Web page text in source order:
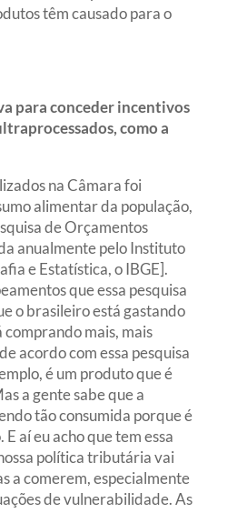
têm causado para o
para conceder incentivos
como a
na Câmara foi
alimentar da população,
de Orçamentos
anualmente pelo Instituto
e Estatística, o IBGE].
que essa pesquisa
o brasileiro está gastando
comprando mais, mais
acordo com essa pesquisa
é um produto que é
a gente sabe que a
tão consumida porque é
aí eu acho que tem essa
política tributária vai
a comerem, especialmente
de vulnerabilidade. As